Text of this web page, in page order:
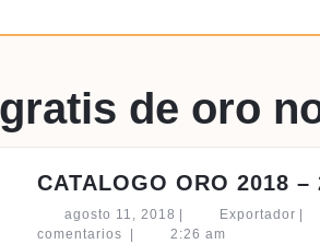
de oro
CATALOGO ORO 2018 –
agosto 11, 2018 agosto
11,
Exportador
comentarios
2:26 am